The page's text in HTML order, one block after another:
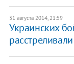
31 августа 2014, 21:59
Украинских